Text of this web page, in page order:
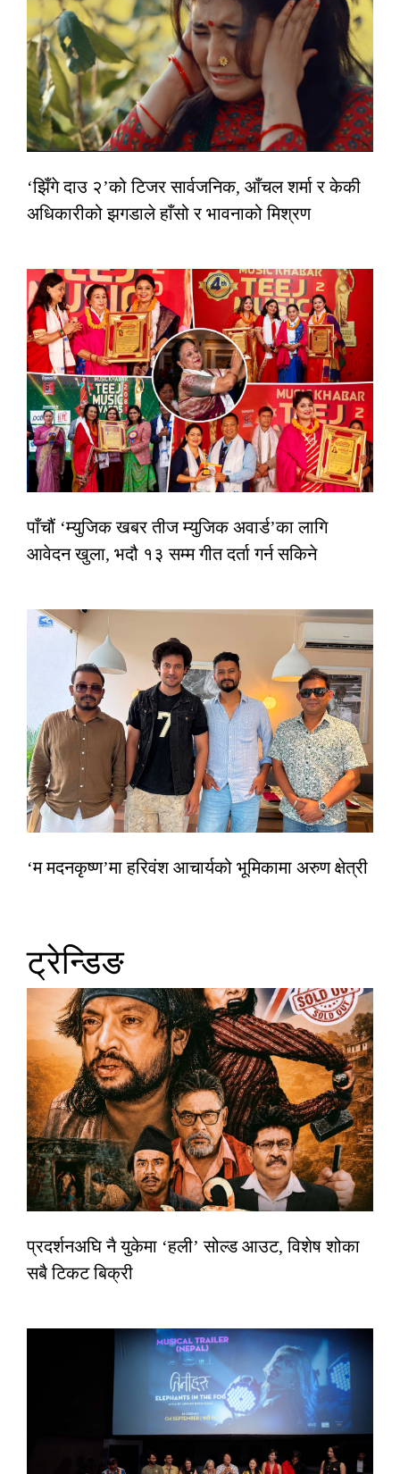
‘झिँगे दाउ २’को टिजर सार्वजनिक, आँचल शर्मा र केकी
अधिकारीको झगडाले हाँसो र भावनाको मिश्रण
पाँचौं ‘म्युजिक खबर तीज म्युजिक अवार्ड’का लागि
आवेदन खुला, भदौ १३ सम्म गीत दर्ता गर्न सकिने
‘म मदनकृष्ण’मा हरिवंश आचार्यको भूमिकामा अरुण क्षेत्री
ट्रेन्डिङ
प्रदर्शनअघि नै युकेमा ‘हली’ सोल्ड आउट, विशेष शोका
सबै टिकट बिक्री